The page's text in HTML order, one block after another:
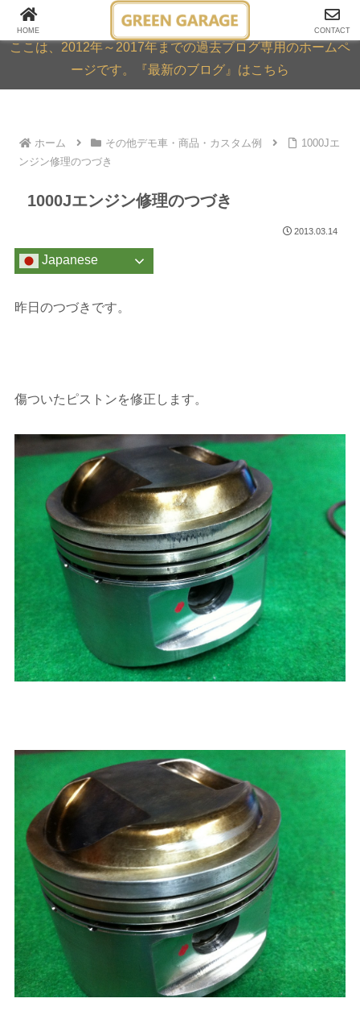
GREEN GARAGE ARCHIVE
ここは、2012年～2017年までの過去ブログ専用のホームペ
ージです。『最新のブログ』はこちら
ホーム その他デモ車・商品・カスタム例
1000Jエ
ンジン修理のつづき
1000Jエンジン修理のつづき
2013.03.14
Japanese
昨日のつづきです。
傷ついたピストンを修正します。
HOME CONTACT